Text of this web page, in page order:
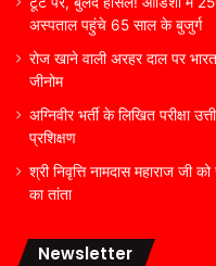
अस्पताल पहुंचे 65 साल के बुजुर्ग
रोज खाने वाली अरहर दाल पर
जीनोम
अग्निवीर भर्ती के लिखित परीक्षा
प्रशिक्षण
श्री निवृत्ति नामदास महाराज जी
का तांता
Newsletter